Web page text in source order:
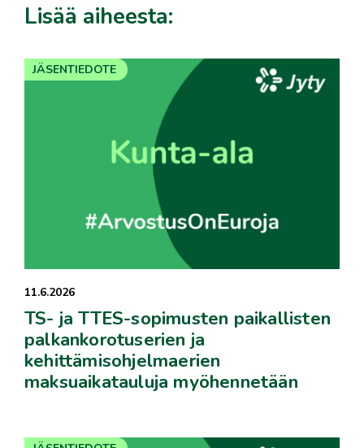
Lisää aiheesta:
11.6.2026
TS- ja TTES-sopimusten paikallisten
palkankorotuserien ja
kehittämisohjelmaerien
maksuaikatauluja myöhennetään
JÄSENTIEDOTE